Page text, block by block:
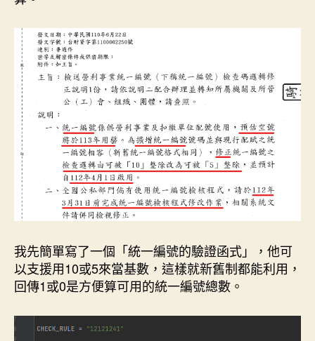
碼
邏
修
正
Python
測
試
組
數
(提
code)-2023/3/31
前
要
我先簡單寫了一個「統一編號的驗證函式」，他可
以支援用10或5來當基數，這樣就新舊制都能利用，
回傳1或0是方便算可用的統一編號總數。